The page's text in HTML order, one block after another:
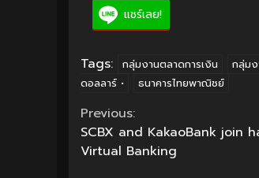
แชร์เลย!
Tags: กลุ่มงานตลาดการเงิน
กลุ่มง
ดอลลาร์ •
ธนาคารไทยพาณิชย์
Continue
Reading
Previous:
SCBX and KakaoBank join
Virtual Banking